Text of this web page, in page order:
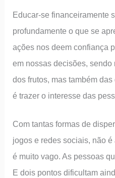
Educar-se financeiramente
profundamente o que se
ações nos deem confiança
em nossas decisões,
dos frutos, mas também
é trazer o interesse das
Com tantas formas de
jogos e redes sociais, não
é muito vago. As pessoas
E dois pontos dificultam